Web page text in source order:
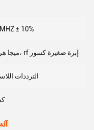
± 10%
2 ميجا هرتز، rf إبرة صغيرة كسور
الترددات
6